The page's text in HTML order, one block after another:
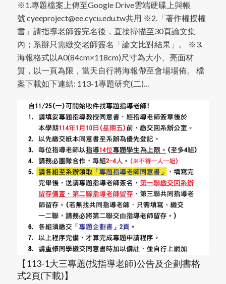
※1.專題檔案上傳至Google Drive雲端硬碟上與帳
號 cyeeproject@ee.cycu.edu.tw共用 ※2.「著作權授權
書」請指導老師簽完名後，直接掃描至30頁論文集
內；系辦只需繳交老師簽名「論文比對結果」。 ※3.
海報格式以A0(84cm×118cm)尺寸為大小、亮面材
質，以一頁為限，當天自行將海報帶至會場場佈。 檔
案下載如下連結: 113-1專題研究(二)…
【113-1大三專題(找指導老師)公告及企劃書格
式2頁(下載)】